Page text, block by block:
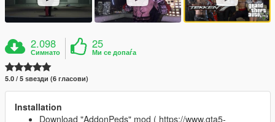
2.098
Симнато
25
Ми се допаѓа
5.0 / 5 ѕвезди (6 гласови)
Installation
Download "AddonPeds" mod ( https://www.gta5-